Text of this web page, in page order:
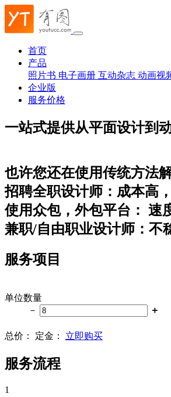
首页
产品
照片书 电子画册 互动杂志 动画视
企业版
服务价格
一站式提供从平面设计到
也许您还在使用传统方法
招聘全职设计师：成本高
使用众包，外包平台： 速
兼职/自由职业设计师：不
服务项目
单位数量
－
＋
总价： 定金： 立即购买
服务流程
1